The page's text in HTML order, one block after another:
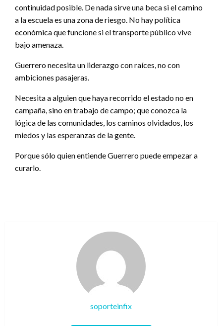
continuidad posible. De nada sirve una beca si el camino
a la escuela es una zona de riesgo. No hay política
económica que funcione si el transporte público vive
bajo amenaza.
Guerrero necesita un liderazgo con raíces, no con
ambiciones pasajeras.
Necesita a alguien que haya recorrido el estado no en
campaña, sino en trabajo de campo; que conozca la
lógica de las comunidades, los caminos olvidados, los
miedos y las esperanzas de la gente.
Porque sólo quien entiende Guerrero puede empezar a
curarlo.
soporteinfix